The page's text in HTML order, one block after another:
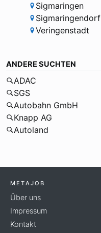
Sigmaringen
Sigmaringendorf
Veringenstadt
ANDERE SUCHTEN
ADAC
SGS
Autobahn GmbH
Knapp AG
Autoland
METAJOB
Über uns
Impressum
Kontakt